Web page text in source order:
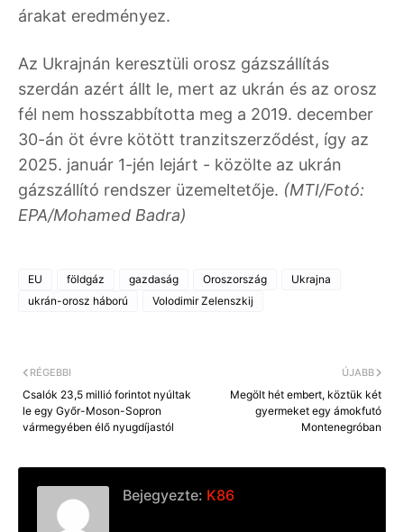
árakat eredményez.
Az Ukrajnán keresztüli orosz gázszállítás
szerdán azért állt le, mert az ukrán és az orosz
fél nem hosszabbította meg a 2019. december
30-án öt évre kötött tranzitszerződést, így az
2025. január 1-jén lejárt - közölte az ukrán
gázszállító rendszer üzemeltetője. (MTI/Fotó:
EPA/Mohamed Badra)
EU földgáz gazdaság Oroszország
Ukrajna
ukrán-orosz háború
Volodimir Zelenszkij
ÚJABB
Megölt hét embert, köztük két
gyermeket egy ámokfutó
Montenegróban
RÉGEBBI
Csalók 23,5 millió forintot nyúltak
le egy Győr-Moson-Sopron
vármegyében élő nyugdíjastól
Bejegyezte: K86